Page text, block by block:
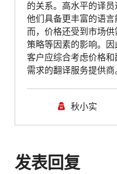
的关系。高水平的译
他们具备更丰富的语
而，价格还受到市场
策略等因素的影响。因
客户应综合考虑价格
需求的翻译服务提供商
秋小实
发表回复